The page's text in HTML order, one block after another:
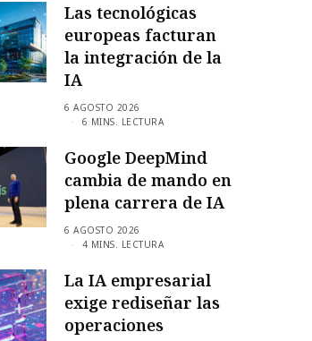
Las tecnológicas
europeas facturan
la integración de la
IA
6 AGOSTO 2026
6 MINS. LECTURA
Google DeepMind
cambia de mando en
plena carrera de IA
6 AGOSTO 2026
4 MINS. LECTURA
La IA empresarial
exige rediseñar las
operaciones